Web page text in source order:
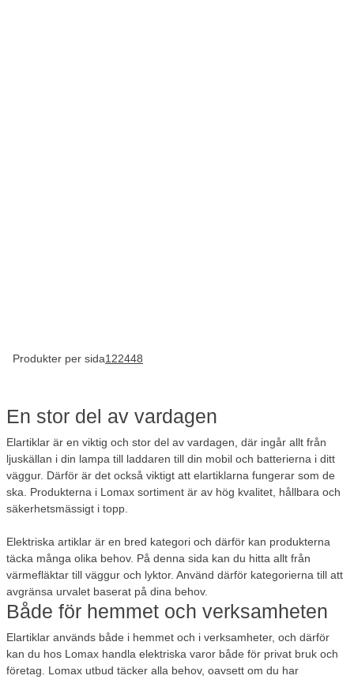
Produkter per sida122448
En stor del av vardagen
Elartiklar är en viktig och stor del av vardagen, där ingår allt från
ljuskällan i din lampa till laddaren till din mobil och batterierna i ditt
väggur. Därför är det också viktigt att elartiklarna fungerar som de
ska. Produkterna i Lomax sortiment är av hög kvalitet, hållbara och
säkerhetsmässigt i topp.
Elektriska artiklar är en bred kategori och därför kan produkterna
täcka många olika behov. På denna sida kan du hitta allt från
värmefläktar till väggur och lyktor. Använd därför kategorierna till att
avgränsa urvalet baserat på dina behov.
Både för hemmet och verksamheten
Elartiklar används både i hemmet och i verksamheter, och därför
kan du hos Lomax handla elektriska varor både för privat bruk och
företag. Lomax utbud täcker alla behov, oavsett om du har